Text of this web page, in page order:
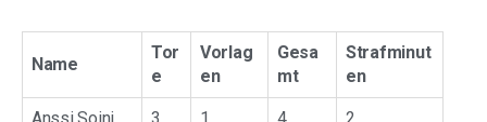
Name
Tor
e
Vorlag
en
Gesa
mt
Strafminut
en